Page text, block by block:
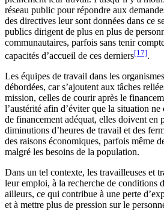
réseau public pour répondre aux
des directives leur sont données dans ce
publics dirigent de plus en plus de
communautaires, parfois sans tenir
capacités d’accueil de ces derniers[17].
Les équipes de travail dans les
débordées, car s’ajoutent aux tâches
mission, celles de courir après le
l’austérité afin d’éviter que la situation ne
de financement adéquat, elles doivent en
diminutions d’heures de travail et des
des raisons économiques, parfois même
malgré les besoins de la population.
Dans un tel contexte, les travailleuses et
leur emploi, à la recherche de conditions
ailleurs, ce qui contribue à une perte
et à mettre plus de pression sur le